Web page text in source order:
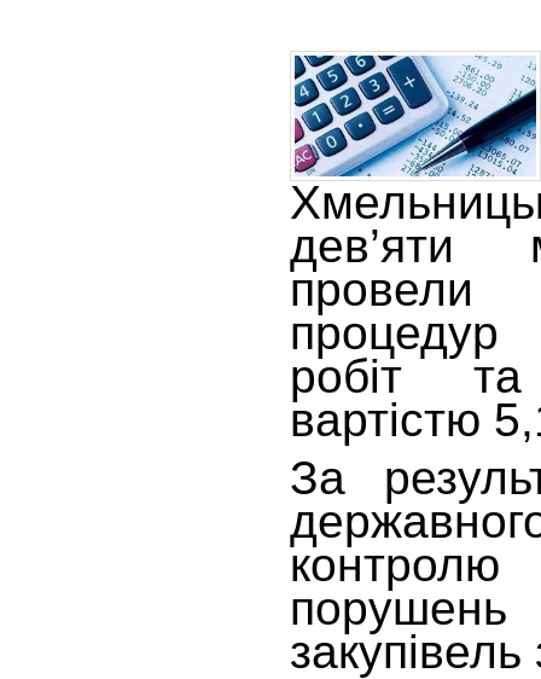
дев’яти
процедур
робіт
вартістю
За
контролю
закупівель